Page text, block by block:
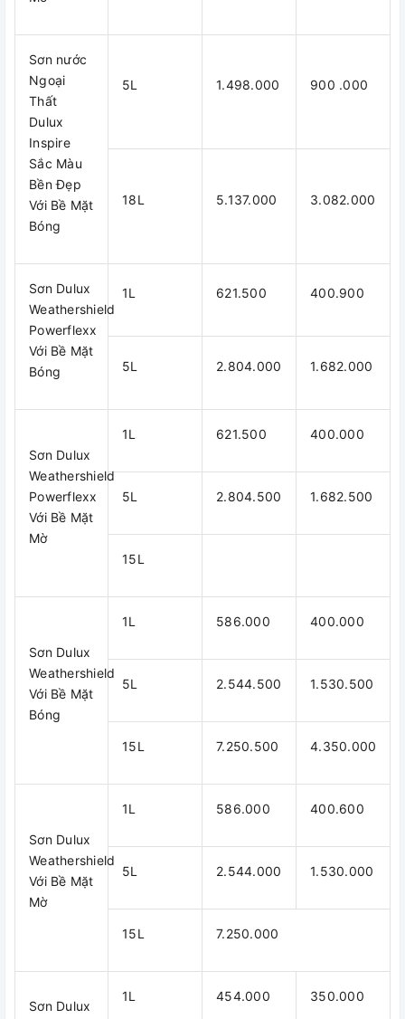
Sơn nước
Ngoại
Thất
Dulux
Inspire
Sắc Màu
Bền Đẹp
Với Bề Mặt
Bóng
5L 1.498.000 900 .000
18L 5.137.000 3.082.000
Sơn Dulux
Weathershield
Powerflexx
Với Bề Mặt
Bóng
1L 621.500 400.900
5L 2.804.000 1.682.000
Sơn Dulux
Weathershield
Powerflexx
Với Bề Mặt
Mờ
1L 621.500 400.000
5L 2.804.500 1.682.500
15L
Sơn Dulux
Weathershield
Với Bề Mặt
Bóng
1L 586.000 400.000
5L 2.544.500 1.530.500
15L 7.250.500 4.350.000
Sơn Dulux
Weathershield
Với Bề Mặt
Mờ
1L 586.000 400.600
5L 2.544.000 1.530.000
15L 7.250.000
Sơn Dulux
1L 454.000 350.000